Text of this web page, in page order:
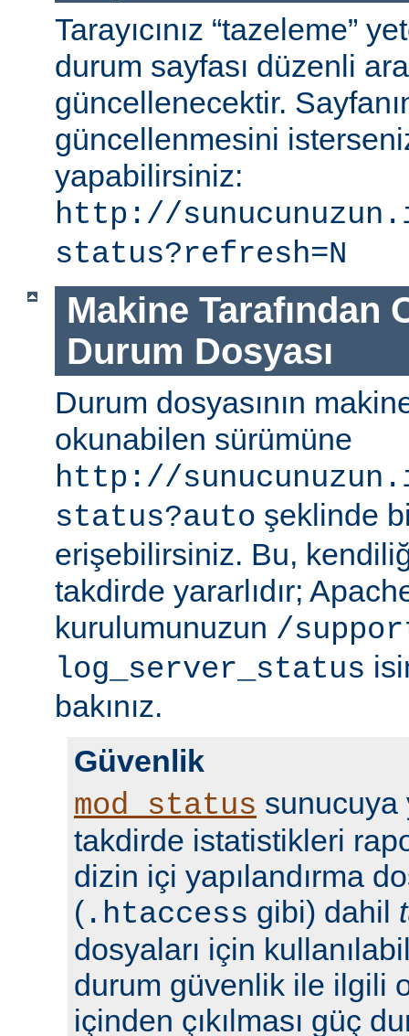
Tarayıcınız “tazeleme”
durum sayfası düzenli
güncellenecektir.
güncellenmesini
yapabilirsiniz:
http://
status?refresh=N
Makine Tarafından
Durum Dosyası
Durum dosyasının
okunabilen sürümüne
http://
status?auto şeklinde
erişebilirsiniz. Bu,
takdirde yararlıdır;
kurulumunuzun /
log_server_status
bakınız.
Güvenlik
mod_status sunucuya
takdirde istatistikleri
dizin içi yapılandırma
( .htaccess gibi) dahil
dosyaları için
durum güvenlik ile ilgili
içinden çıkılması güç